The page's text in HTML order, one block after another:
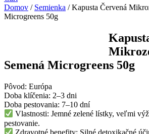
Domov / Semienka / Kapusta Červená
Microgreens 50g
Semená Microgreens 50g
Pôvod: Európa
Doba klíčenia: 2–3 dni
Doba pestovania: 7–10 dní
Vlastnosti: Jemné zelené lístky, veľmi
pestovanie.
Zdravotné benefity: Silné detoxikačné